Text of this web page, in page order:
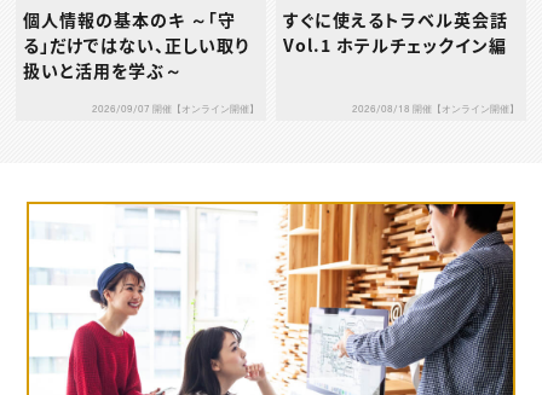
個人情報の基本のキ ～「守
る」だけではない、正しい取り
扱いと活用を学ぶ～
2026/09/07 開催【オンライン開催】
すぐに使えるトラベル英会話
Vol.1 ホテルチェックイン編
2026/08/18 開催【オンライン開催】